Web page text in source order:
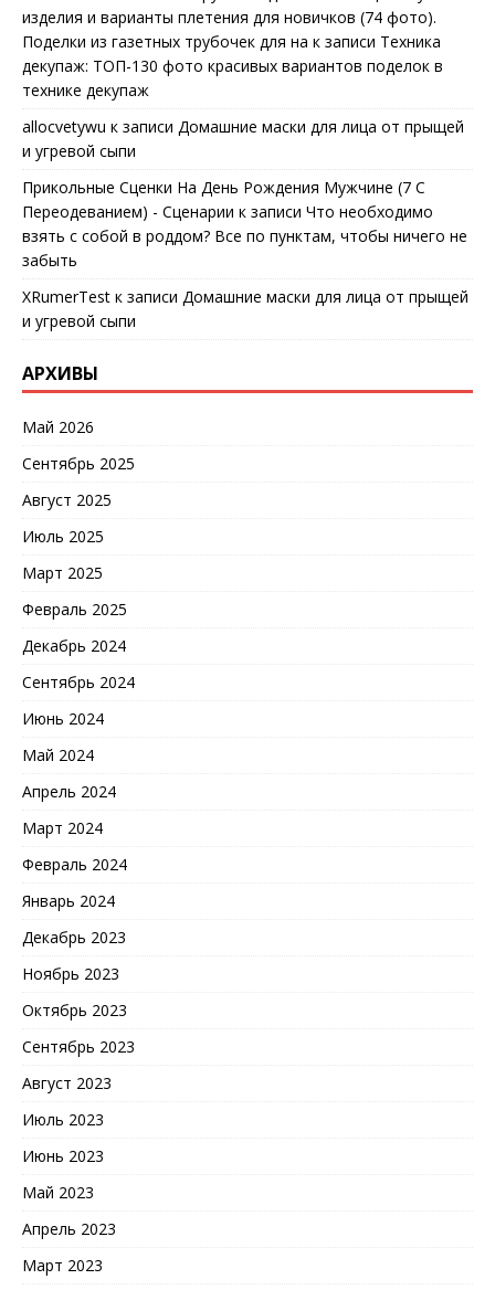
изделия и варианты плетения для новичков (74 фото).
Поделки из газетных трубочек для на к записи Техника
декупаж: ТОП-130 фото красивых вариантов поделок в
технике декупаж
allocvetywu к записи Домашние маски для лица от прыщей
и угревой сыпи
Прикольные Сценки На День Рождения Мужчине (7 С
Переодеванием) - Сценарии к записи Что необходимо
взять с собой в роддом? Все по пунктам, чтобы ничего не
забыть
XRumerTest к записи Домашние маски для лица от прыщей
и угревой сыпи
АРХИВЫ
Май 2026
Сентябрь 2025
Август 2025
Июль 2025
Март 2025
Февраль 2025
Декабрь 2024
Сентябрь 2024
Июнь 2024
Май 2024
Апрель 2024
Март 2024
Февраль 2024
Январь 2024
Декабрь 2023
Ноябрь 2023
Октябрь 2023
Сентябрь 2023
Август 2023
Июль 2023
Июнь 2023
Май 2023
Апрель 2023
Март 2023